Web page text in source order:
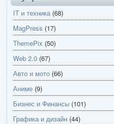
IT и техника(68)
MagPress (17)
ThemePix (50)
Web 2.0 (67)
Авто и мото (66)
Аниме (9)
Бизнес и Финансы (101)
Графика и дизайн (44)